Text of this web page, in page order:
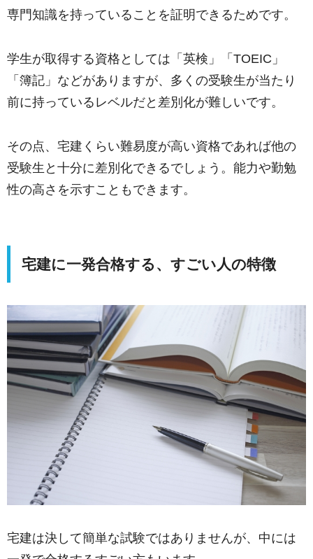
専門知識を持っていることを証明できるためです。
学生が取得する資格としては「英検」「TOEIC」
「簿記」などがありますが、多くの受験生が当たり
前に持っているレベルだと差別化が難しいです。
その点、宅建くらい難易度が高い資格であれば他の
受験生と十分に差別化できるでしょう。能力や勤勉
性の高さを示すこともできます。
宅建に一発合格する、すごい人の特徴
宅建は決して簡単な試験ではありませんが、中には